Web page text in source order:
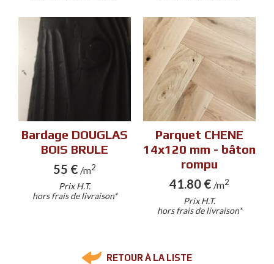
Bardage DOUGLAS
BOIS BRULE
55 € /m2
Prix H.T.
hors frais de livraison*
Parquet CHENE
14x120 mm - bâton
rompu
41.80 € /m2
Prix H.T.
hors frais de livraison*
RETOUR À LA LISTE